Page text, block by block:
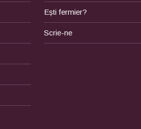
Ești fermier?
Scrie-ne